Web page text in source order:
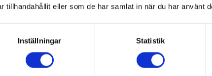
tillhandahållit eller som de har samlat in när du har använt
Inställningar Statistik